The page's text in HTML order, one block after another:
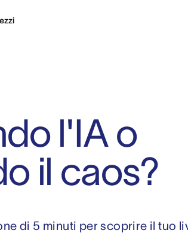
l'IA o
il caos?
di 5 minuti per scoprire il tuo